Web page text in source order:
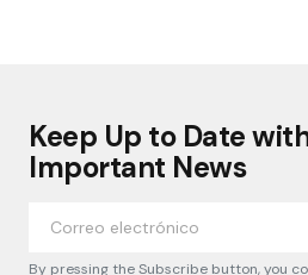
Keep Up to Date
Important News
By pressing the Subscribe button, you